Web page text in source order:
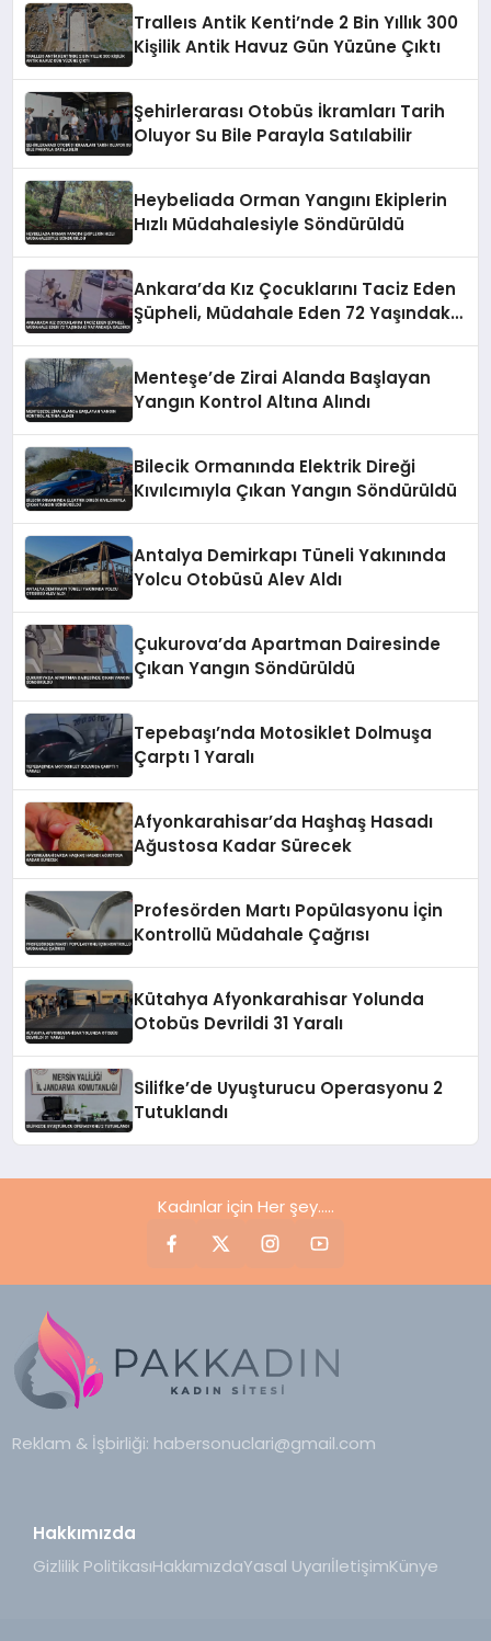
Tralleıs Antik Kenti’nde 2 Bin Yıllık 300
Kişilik Antik Havuz Gün Yüzüne Çıktı
Şehirlerarası Otobüs İkramları Tarih
Oluyor Su Bile Parayla Satılabilir
Heybeliada Orman Yangını Ekiplerin
Hızlı Müdahalesiyle Söndürüldü
Ankara’da Kız Çocuklarını Taciz Eden
Şüpheli, Müdahale Eden 72 Yaşındaki
Menteşe’de Zirai Alanda Başlayan
Yangın Kontrol Altına Alındı
Bilecik Ormanında Elektrik Direği
Kıvılcımıyla Çıkan Yangın Söndürüldü
Antalya Demirkapı Tüneli Yakınında
Yolcu Otobüsü Alev Aldı
Çukurova’da Apartman Dairesinde
Çıkan Yangın Söndürüldü
Tepebaşı’nda Motosiklet Dolmuşa
Çarptı 1 Yaralı
Afyonkarahisar’da Haşhaş Hasadı
Ağustosa Kadar Sürecek
Profesörden Martı Popülasyonu İçin
Kontrollü Müdahale Çağrısı
Kütahya Afyonkarahisar Yolunda
Otobüs Devrildi 31 Yaralı
Silifke’de Uyuşturucu Operasyonu 2
Tutuklandı
Kadınlar için Her şey.....
Reklam & İşbirliği: habersonuclari@gmail.com
Hakkımızda
Gizlilik PolitikasıHakkımızdaYasal UyarıİletişimKünye